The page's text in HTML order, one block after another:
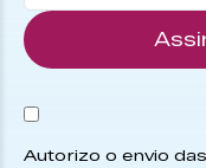
Autorizo o envio